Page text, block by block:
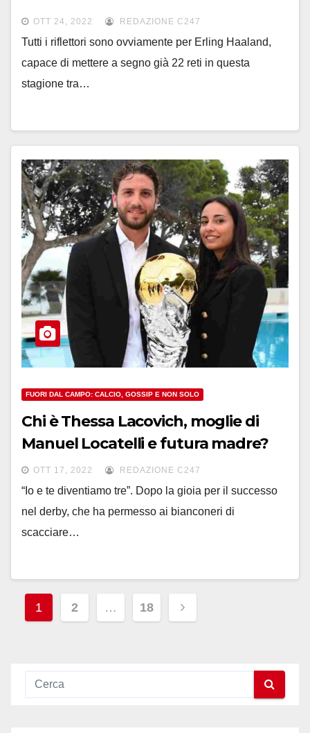
Manchester City
OTT 24, 2022 REDAZIONE C247
Tutti i riflettori sono ovviamente per Erling Haaland,
capace di mettere a segno già 22 reti in questa
stagione tra…
FUORI DAL CAMPO: CALCIO, GOSSIP E NON SOLO
Chi è Thessa Lacovich, moglie di
Manuel Locatelli e futura madre?
OTT 17, 2022 REDAZIONE C247
“Io e te diventiamo tre”. Dopo la gioia per il successo
nel derby, che ha permesso ai bianconeri di
scacciare…
Paginazione
1 2 … 18